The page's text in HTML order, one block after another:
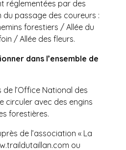
réglementées par des
du passage des coureurs :
forestiers / Allée du
/ Allée des fleurs.
dans l’ensemble de
l’Office National des
circuler avec des engins
forestières.
de l’association « La
ou